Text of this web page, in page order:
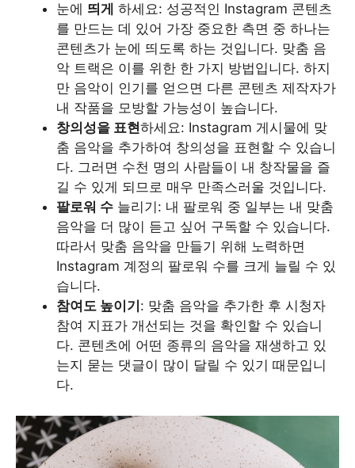
눈에 띄게 하세요: 성공적인 Instagram 콘텐츠
를 만드는 데 있어 가장 중요한 측면 중 하나는
콘텐츠가 눈에 띄도록 하는 것입니다. 맞춤 음
악 트랙은 이를 위한 한 가지 방법입니다. 하지
만 음악이 인기를 얻으면 다른 콘텐츠 제작자가
내 작품을 모방할 가능성이 높습니다.
창의성을 표현하세요: Instagram 게시물에 맞
춤 음악을 추가하여 창의성을 표현할 수 있습니
다. 그러면 수천 명의 사람들이 내 창작물을 즐
길 수 있게 되므로 매우 만족스러울 것입니다.
팔로워 수 늘리기: 내 팔로워 중 일부는 내 맞춤
음악을 더 많이 듣고 싶어 구독할 수 있습니다.
따라서 맞춤 음악을 만들기 위해 노력하면
Instagram 계정의 팔로워 수를 크게 늘릴 수 있
습니다.
참여도 높이기 : 맞춤 음악을 추가한 후 시청자
참여 지표가 개선되는 것을 확인할 수 있습니
다. 콘텐츠에 어떤 종류의 음악을 재생하고 있
는지 묻는 댓글이 많이 달릴 수 있기 때문입니
다.